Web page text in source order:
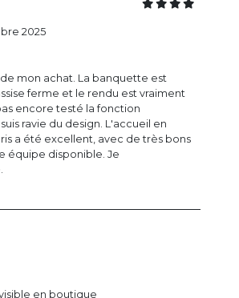
mon achat. La banquette est
ferme et le rendu est vraiment
encore testé la fonction
ravie du design. L'accueil en
a été excellent, avec de très bons
équipe disponible. Je
2025
en boutique